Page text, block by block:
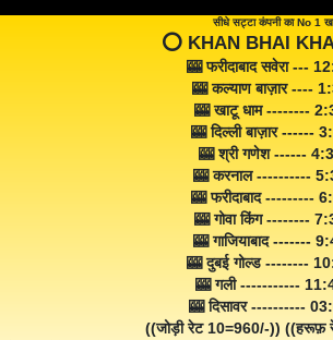
सीधे सट्टा कंपनी का No 1
⭕️ KHAN BHAI
🎰 फरीदाबाद सवेरा ---
🎰 कल्याण बाज़ार ----
🎰 खाटू धाम --------
🎰 दिल्ली बाज़ार ------
🎰 श्री गणेश ------
🎰 करनाल ----------
🎰 फरीदाबाद ---------
🎰 गोवा किंग --------
🎰 गाजियाबाद -------
🎰 दुबई गोल्ड --------
🎰 गली -----------
🎰 दिसावर ----------
((जोड़ी रेट 10=960/-)) ((हरूफ़